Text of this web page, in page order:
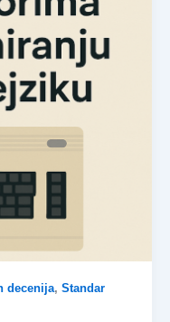
decenija, Standar